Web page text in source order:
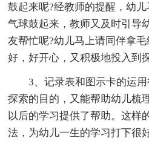
鼓起来呢?经教师的提醒，幼
气球鼓起来，教师又及时引导
友帮忙呢?幼儿马上请同伴拿
好，好开心，又积极地投入到
3、记录表和图示卡的运
探索的目的，又能帮助幼儿梳
以后的学习提供了帮助。这样
法，为幼儿一生的学习打下很